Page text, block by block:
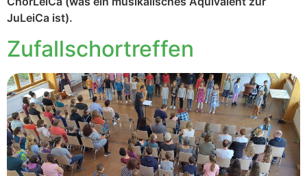
JuLeiCa ist).
Zufallschortreffen